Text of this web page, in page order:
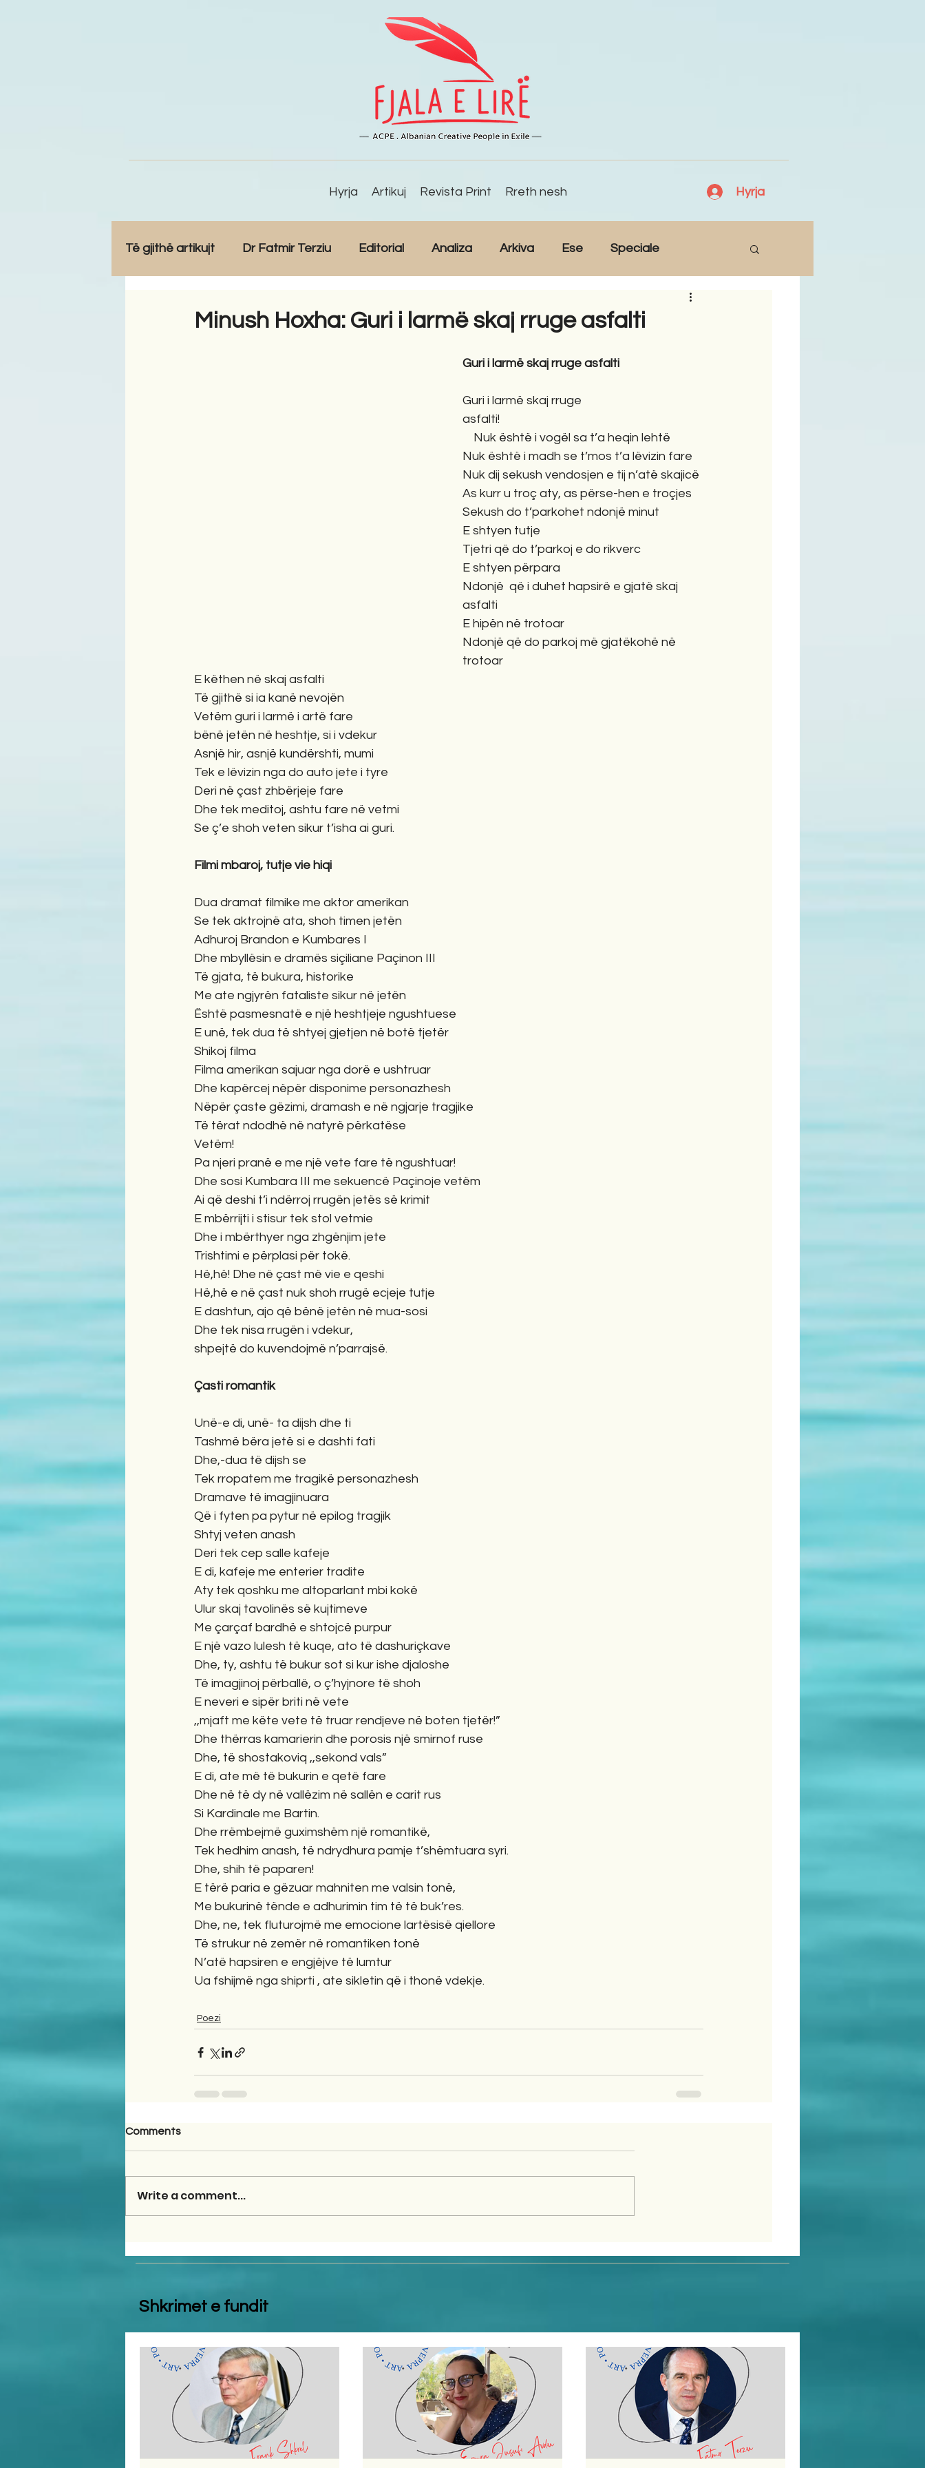
Hyrja Artikuj Revista Print Rreth nesh Hyrja
Të gjithë artikujt Dr Fatmir Terziu Editorial Analiza Arkiva Ese Speciale
Romane English Përkthime
Minush Hoxha: Guri i larmë skaj rruge asfalti
Guri i larmë skaj rruge asfalti
Guri i larmë skaj rruge
asfalti!
Nuk është i vogël sa t’a heqin lehtë
Nuk është i madh se t’mos t’a lëvizin fare
Nuk dij sekush vendosjen e tij n’atë skajicë
As kurr u troç aty, as përse-hen e troçjes
Sekush do t’parkohet ndonjë minut
E shtyen tutje
Tjetri që do t’parkoj e do rikverc
E shtyen përpara
Ndonjë  që i duhet hapsirë e gjatë skaj
asfalti
E hipën në trotoar
Ndonjë që do parkoj më gjatëkohë në
trotoar
E këthen në skaj asfalti
Të gjithë si ia kanë nevojën
Vetëm guri i larmë i artë fare
bënë jetën në heshtje, si i vdekur
Asnjë hir, asnjë kundërshti, mumi
Tek e lëvizin nga do auto jete i tyre
Deri në çast zhbërjeje fare
Dhe tek meditoj, ashtu fare në vetmi
Se ç’e shoh veten sikur t’isha ai guri.
Filmi mbaroj, tutje vie hiqi
Dua dramat filmike me aktor amerikan
Se tek aktrojnë ata, shoh timen jetën
Adhuroj Brandon e Kumbares I
Dhe mbyllësin e dramës siçiliane Paçinon III
Të gjata, të bukura, historike
Me ate ngjyrën fataliste sikur në jetën
Është pasmesnatë e një heshtjeje ngushtuese
E unë, tek dua të shtyej gjetjen në botë tjetër
Shikoj filma
Filma amerikan sajuar nga dorë e ushtruar
Dhe kapërcej nëpër disponime personazhesh
Nëpër çaste gëzimi, dramash e në ngjarje tragjike
Të tërat ndodhë në natyrë përkatëse
Vetëm!
Pa njeri pranë e me një vete fare të ngushtuar!
Dhe sosi Kumbara III me sekuencë Paçinoje vetëm
Ai që deshi t’i ndërroj rrugën jetës së krimit
E mbërrijti i stisur tek stol vetmie
Dhe i mbërthyer nga zhgënjim jete
Trishtimi e përplasi për tokë.
Hë,hë! Dhe në çast më vie e qeshi
Hë,hë e në çast nuk shoh rrugë ecjeje tutje
E dashtun, ajo që bënë jetën në mua-sosi
Dhe tek nisa rrugën i vdekur,
shpejtë do kuvendojmë n’parrajsë.
Çasti romantik
Unë-e di, unë- ta dijsh dhe ti
Tashmë bëra jetë si e dashti fati
Dhe,-dua të dijsh se
Tek rropatem me tragikë personazhesh
Dramave të imagjinuara
Që i fyten pa pytur në epilog tragjik
Shtyj veten anash
Deri tek cep salle kafeje
E di, kafeje me enterier tradite
Aty tek qoshku me altoparlant mbi kokë
Ulur skaj tavolinës së kujtimeve
Me çarçaf bardhë e shtojcë purpur
E një vazo lulesh të kuqe, ato të dashuriçkave
Dhe, ty, ashtu të bukur sot si kur ishe djaloshe
Të imagjinoj përballë, o ç’hyjnore të shoh
E neveri e sipër briti në vete
,,mjaft me këte vete të truar rendjeve në boten tjetër!”
Dhe thërras kamarierin dhe porosis një smirnof ruse
Dhe, të shostakoviq ,,sekond vals”
E di, ate më të bukurin e qetë fare
Dhe në të dy në vallëzim në sallën e carit rus
Si Kardinale me Bartin.
Dhe rrëmbejmë guximshëm një romantikë,
Tek hedhim anash, të ndrydhura pamje t’shëmtuara syri.
Dhe, shih të paparen!
E tërë paria e gëzuar mahniten me valsin tonë,
Me bukurinë tënde e adhurimin tim të të buk’res.
Dhe, ne, tek fluturojmë me emocione lartësisë qiellore
Të strukur në zemër në romantiken tonë
N’atë hapsiren e engjëjve të lumtur
Ua fshijmë nga shiprti , ate sikletin që i thonë vdekje.
Poezi
Comments
Write a comment...
Shkrimet e fundit